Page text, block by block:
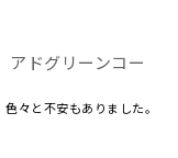
ドグリーンコー
々と不安もありました。